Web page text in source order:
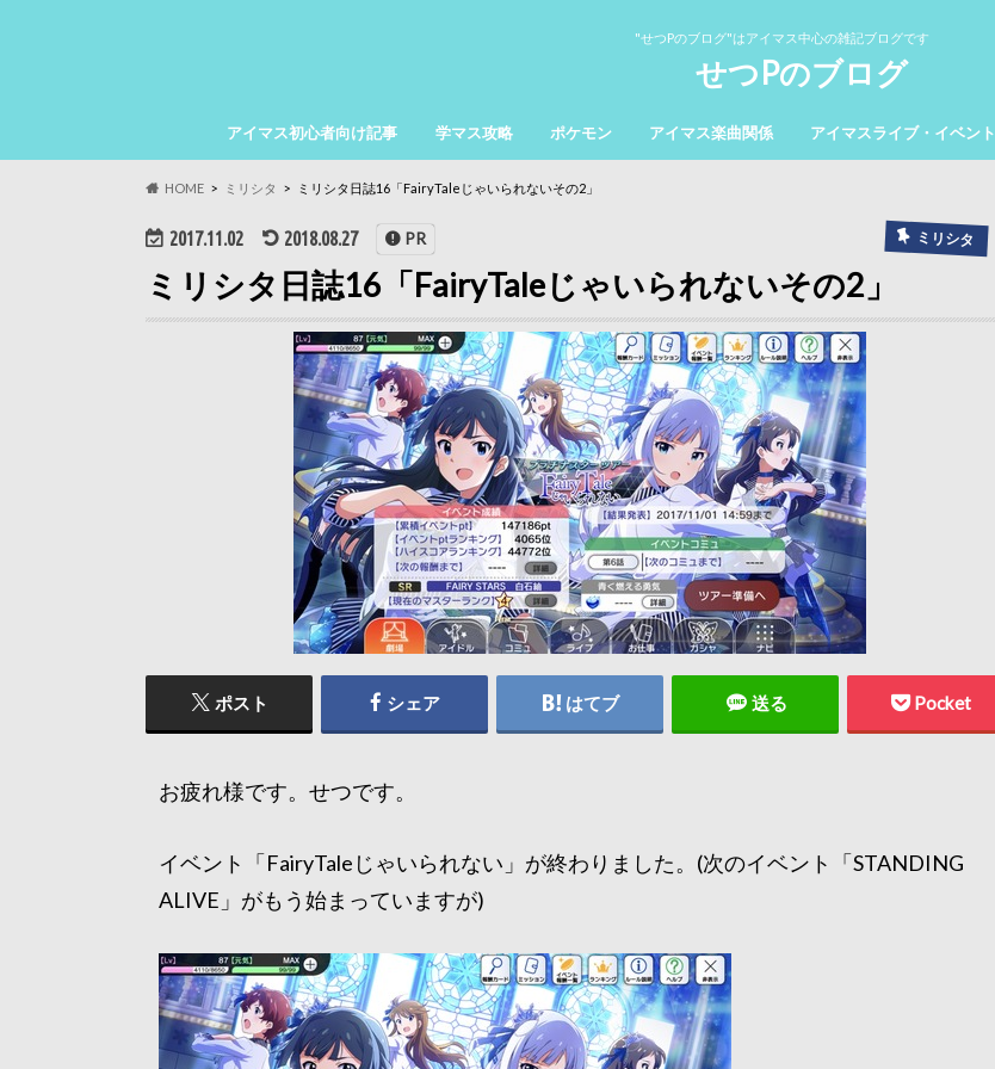
"せつPのブログ"はアイマス中心の雑記ブログです
せつPのブログ
アイマス初心者向け記事 学マス攻略 ポケモン アイマス楽曲関係 アイマスライブ・イベント
HOME ミリシタ ミリシタ日誌16「FairyTaleじゃいられないその2」
2017.11.02 2018.08.27 ミリシタ
PR
ミリシタ日誌16「FairyTaleじゃいられないその2」
ポスト シェア はてブ 送る Pocket
お疲れ様です。せつです。
イベント「FairyTaleじゃいられない」が終わりました。(次のイベント「STANDING
ALIVE」がもう始まっていますが)